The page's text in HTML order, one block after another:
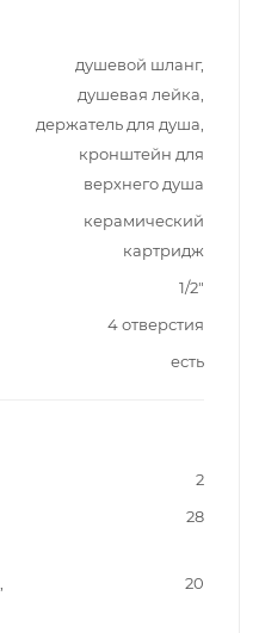
душевой шланг,
душевая лейка,
держатель для душа,
кронштейн для
верхнего душа
керамический
картридж
1/2"
4 отверстия
есть
2
28
20